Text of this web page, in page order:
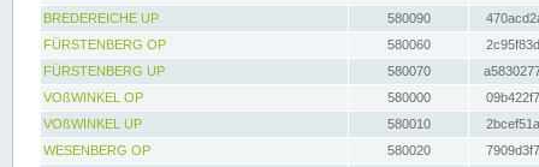
BREDEREICHE UP
580090
FÜRSTENBERG OP
580060
FÜRSTENBERG UP
580070
VOßWINKEL OP
580000
VOßWINKEL UP
580010
WESENBERG OP
580020